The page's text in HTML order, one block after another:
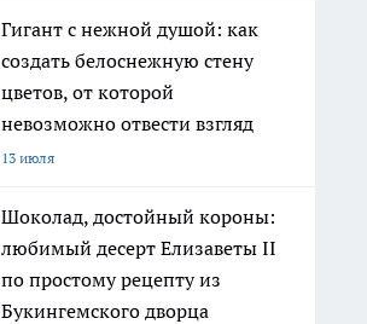
Гигант с нежной душой: как
создать белоснежную стену
цветов, от которой
невозможно отвести взгляд
13 июля
Шоколад, достойный короны:
любимый десерт Елизаветы II
по простому рецепту из
Букингемского дворца